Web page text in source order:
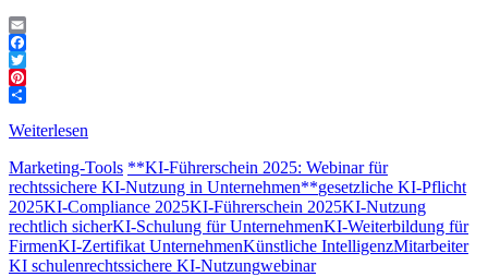
Email
Facebook
Twitter
Pinterest
Weiterlesen
Marketing-Tools **KI-Führerschein 2025: Webinar für
rechtssichere KI-Nutzung in Unternehmen**gesetzliche KI-Pflicht
2025KI-Compliance 2025KI-Führerschein 2025KI-Nutzung
rechtlich sicherKI-Schulung für UnternehmenKI-Weiterbildung für
FirmenKI-Zertifikat UnternehmenKünstliche IntelligenzMitarbeiter
KI schulenrechtssichere KI-Nutzungwebinar